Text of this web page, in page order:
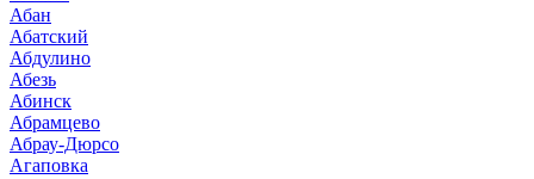
Абан
Абатский
Абдулино
Абезь
Абинск
Абрамцево
Абрау-Дюрсо
Агаповка